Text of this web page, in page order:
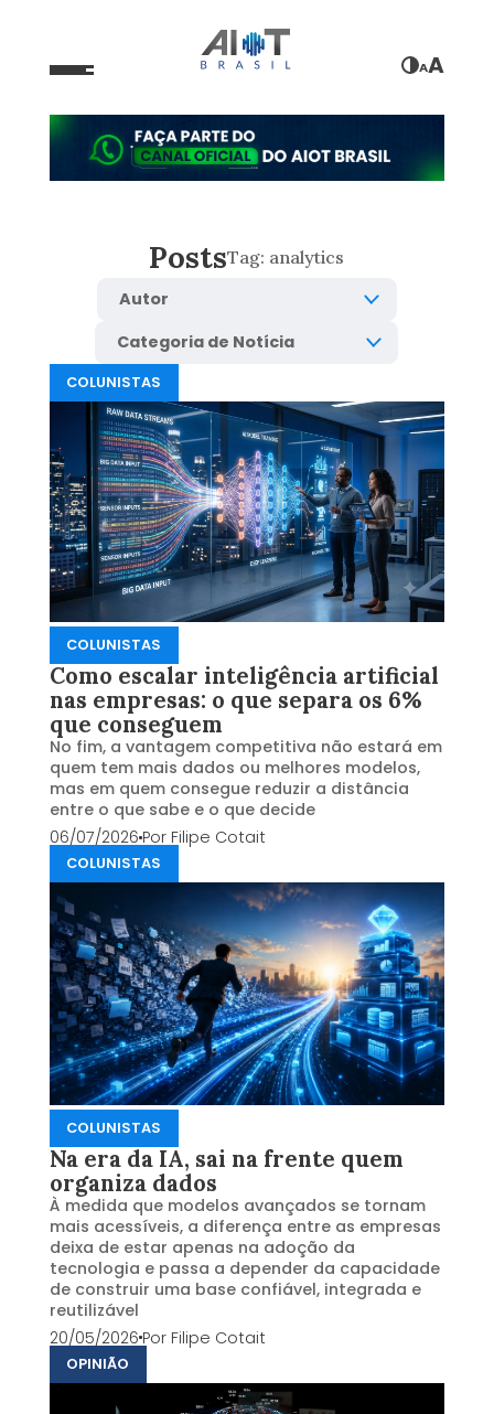
AA
PostsTag: analytics
COLUNISTAS
COLUNISTAS
Como escalar inteligência artificial
nas empresas: o que separa os 6%
que conseguem
No fim, a vantagem competitiva não estará em
quem tem mais dados ou melhores modelos,
mas em quem consegue reduzir a distância
entre o que sabe e o que decide
06/07/2026Por Filipe Cotait
COLUNISTAS
COLUNISTAS
Na era da IA, sai na frente quem
organiza dados
À medida que modelos avançados se tornam
mais acessíveis, a diferença entre as empresas
deixa de estar apenas na adoção da
tecnologia e passa a depender da capacidade
de construir uma base confiável, integrada e
reutilizável
20/05/2026Por Filipe Cotait
OPINIÃO